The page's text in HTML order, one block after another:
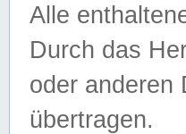
Alle
Durch das
oder anderen
übertragen.